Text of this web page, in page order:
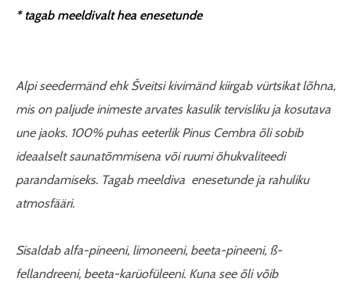
* tagab meeldivalt hea enesetunde
Alpi seedermänd ehk Šveitsi kivimänd kiirgab vürtsikat lõhna,
mis on paljude inimeste arvates kasulik tervisliku ja kosutava
une jaoks. 100% puhas eeterlik Pinus Cembra õli sobib
ideaalselt saunatõmmisena või ruumi õhukvaliteedi
parandamiseks. Tagab meeldiva enesetunde ja rahuliku
atmosfääri.
Sisaldab alfa-pineeni, limoneeni, beeta-pineeni, ß-
fellandreeni, beeta-karüofüleeni. Kuna see õli võib